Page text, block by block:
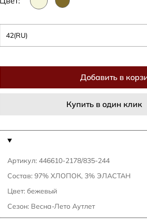
42(RU)
Добавить в
Купить в один клик
Артикул: 446610-2178/835-244
Состав: 97% ХЛОПОК, 3% ЭЛАСТАН
Цвет: бежевый
Сезон: Весна-Лето Аутлет